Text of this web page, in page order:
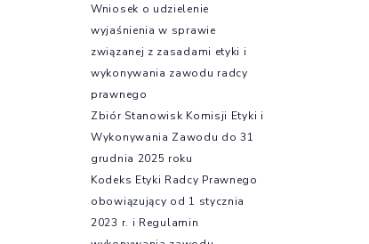
Wniosek o udzielenie
wyjaśnienia w sprawie
związanej z zasadami etyki i
wykonywania zawodu radcy
prawnego
Zbiór Stanowisk Komisji Etyki i
Wykonywania Zawodu do 31
grudnia 2025 roku
Kodeks Etyki Radcy Prawnego
obowiązujący od 1 stycznia
2023 r. i Regulamin